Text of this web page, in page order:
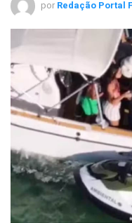
por Redação Portal